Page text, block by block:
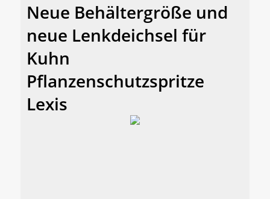
Neue Behältergröße und
neue Lenkdeichsel für
Kuhn
Pflanzenschutzspritze
Lexis